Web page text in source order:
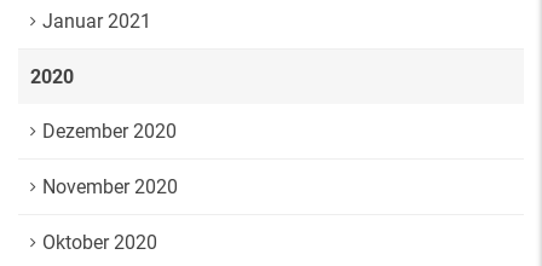
Januar 2021
2020
Dezember 2020
November 2020
Oktober 2020